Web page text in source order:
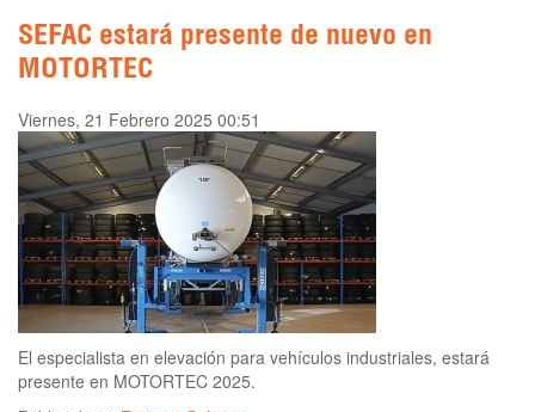
SEFAC estará presente de nuevo en
MOTORTEC
Viernes, 21 Febrero 2025 00:51
El especialista en elevación para vehículos industriales, estará
presente en MOTORTEC 2025.